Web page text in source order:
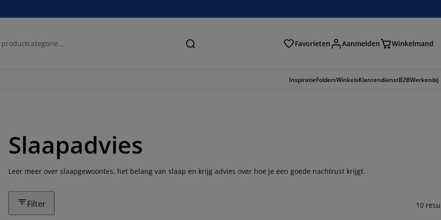
Zoeken Favorieten Aanmelden Winkelmand
InspiratieFoldersWinkelsKlantendienstB2BWerkenbij
Slaapadvies
Leer meer over slaapgewoontes, het belang van slaap en krijg advies over hoe je een goede nachtrust krijgt.
Filter 10